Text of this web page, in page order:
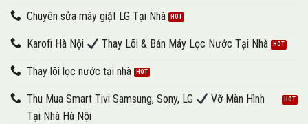
Chuyên sửa máy giặt LG Tại Nhà
Karofi Hà Nội Thay Lõi & Bán Máy Lọc Nước Tại Nhà
Thay lõi lọc nước tại nhà
Thu Mua Smart Tivi Samsung, Sony, LG
Vỡ Màn Hình
Tại Nhà Hà Nội